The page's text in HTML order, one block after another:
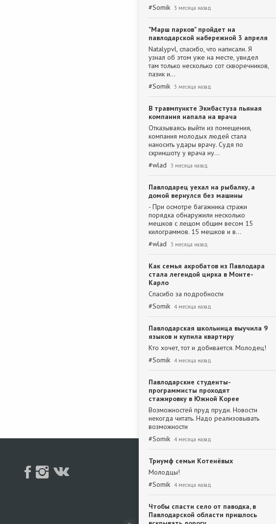
#Somik 3 месяца назад
"Марш парков" пройдет на
павлодарской набережной 3 апреля
Natalypvl, спасибо, что написали. Я
узнал об этом уже на месте, увидел
там только несколько сот скворечников,
пазик и…
#Somik 3 месяца назад
В травмпункте Экибастуза пьяная
компания напала на врача
Отказываясь выйти из помещения,
компания молодых людей стала
наносить удары врачу. Судя по
скриншоту у врача ну…
#wlad 3 месяца назад
Павлодарец уехал на рыбалку, а
домой вернулся без машины
- При осмотре багажника стражи
порядка обнаружили несколько
мешков с лещом общим весом 15
килограммов. 15 мешков и в…
#wlad 3 месяца назад
Как семья акробатов из Павлодара
стала легендой цирка в Монте-
Карло
Спасибо за подробности
#Somik 4 месяца назад
Павлодарская школьница выучила 9
языков и купила квартиру
Кто хочет, тот и добивается. Молодец!
#Somik 4 месяца назад
Павлодарские студенты-
программисты проходят
стажировку в Южной Корее
Возможностей пруд пруди. Новости
некогда читать. Надо реализовывать
возможности
#Somik 4 месяца назад
Триумф семьи Котенёвых
Молодцы!
#Somik 4 месяца назад
Чтобы спасти село от паводка, в
Павлодарской области пришлось